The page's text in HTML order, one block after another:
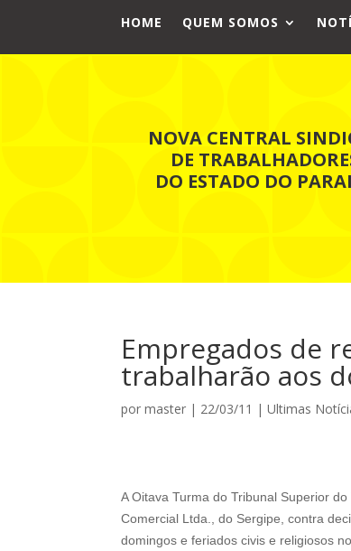
HOME QUEM SOMOS
NOVA CENTRAL
DE
DO ESTADO DO
Empregados de
trabalharão aos
pormaster | 22/03/11 |Ultimas
A Oitava Turma do Tribunal Superior
Comercial Ltda., do Sergipe, contra
domingos e feriados civis e religiosos